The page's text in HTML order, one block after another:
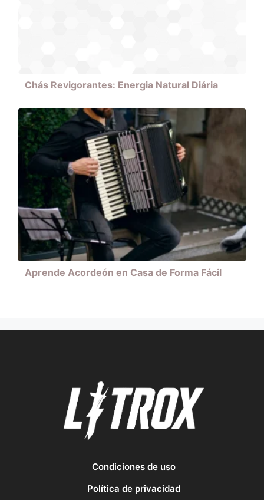
Chás Revigorantes: Energia Natural Diária
Aprende Acordeón en Casa de Forma Fácil
Condiciones de uso
Política de privacidad